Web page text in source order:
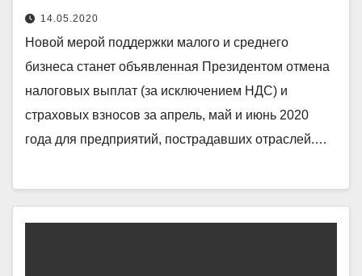
14.05.2020
Новой мерой поддержки малого и среднего
бизнеса станет объявленная Президентом отмена
налоговых выплат (за исключением НДС) и
страховых взносов за апрель, май и июнь 2020
года для предприятий, пострадавших отраслей.…